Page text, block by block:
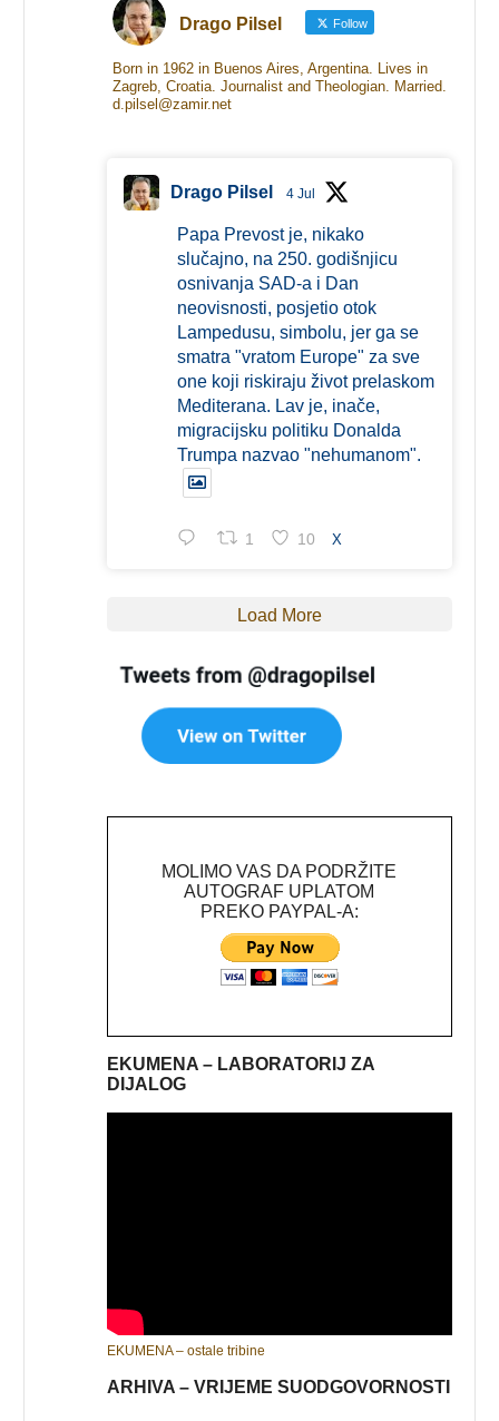
Drago Pilsel Follow
Born in 1962 in Buenos Aires, Argentina. Lives in
Zagreb, Croatia. Journalist and Theologian. Married.
d.pilsel@zamir.net
Drago Pilsel 4 Jul
Papa Prevost je, nikako
slučajno, na 250. godišnjicu
osnivanja SAD-a i Dan
neovisnosti, posjetio otok
Lampedusu, simbolu, jer ga se
smatra "vratom Europe" za sve
one koji riskiraju život prelaskom
Mediterana. Lav je, inače,
migracijsku politiku Donalda
Trumpa nazvao "nehumanom".
1 10 X
Load More
MOLIMO VAS DA PODRŽITE
AUTOGRAF UPLATOM
PREKO PAYPAL-A:
EKUMENA – LABORATORIJ ZA
DIJALOG
EKUMENA – ostale tribine
ARHIVA – VRIJEME SUODGOVORNOSTI